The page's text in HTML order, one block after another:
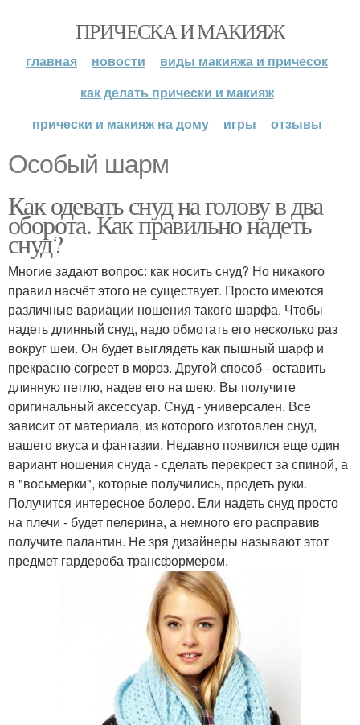
ПРИЧЕСКА И МАКИЯЖ
главная новости
виды макияжа и причесок
как делать прически и макияж
прически и макияж на дому
игры отзывы
Особый шарм
Как одевать снуд на голову в два
оборота. Как правильно надеть
снуд?
Многие задают вопрос: как носить снуд? Но никакого
правил насчёт этого не существует. Просто имеются
различные вариации ношения такого шарфа. Чтобы
надеть длинный снуд, надо обмотать его несколько раз
вокруг шеи. Он будет выглядеть как пышный шарф и
прекрасно согреет в мороз. Другой способ - оставить
длинную петлю, надев его на шею. Вы получите
оригинальный аксессуар. Снуд - универсален. Все
зависит от материала, из которого изготовлен снуд,
вашего вкуса и фантазии. Недавно появился еще один
вариант ношения снуда - сделать перекрест за спиной, а
в "восьмерки", которые получились, продеть руки.
Получится интересное болеро. Ели надеть снуд просто
на плечи - будет пелерина, а немного его расправив
получите палантин. Не зря дизайнеры называют этот
предмет гардероба трансформером.